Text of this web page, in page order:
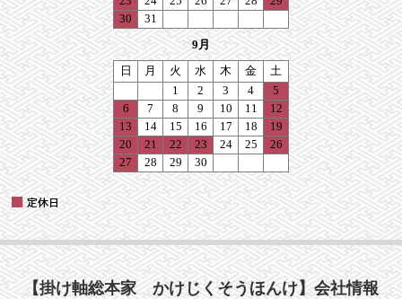
【掛け軸総本家 かけじくそうほんけ】会社情報